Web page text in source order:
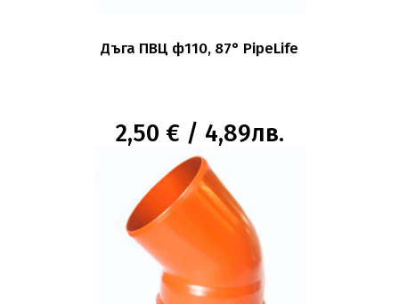
Дъга ПВЦ ф110, 87° PipeLife
2,50 € / 4,89лв.